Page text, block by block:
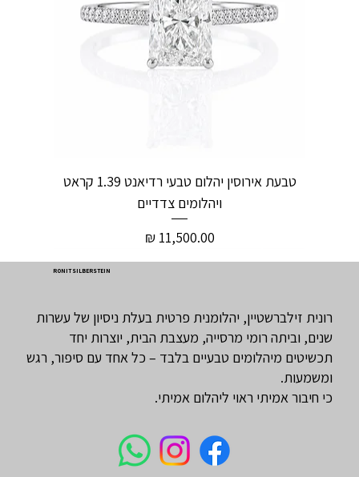
טבעת אירוסין יהלום טבעי רדיאנט 1.39 קראט
ויהלומים צדדיים
מחיר
RONIT SILBERSTEIN
רונית זילברשטיין, יהלומנית פרטית בעלת ניסיון של עשרות
שנים, וביתה רומי מרסייה, מעצבת הבית, יוצרות יחד
תכשיטים מיהלומים טבעיים בלבד – כל אחד עם סיפור, רגש
ומשמעות.
כי חיבור אמיתי ראוי ליהלום אמיתי.